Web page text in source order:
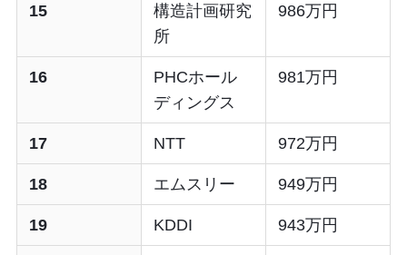
15
構造計画研究
所
986万円
16
PHCホール
ディングス
981万円
17 NTT 972万円
18 エムスリー 949万円
19 KDDI 943万円